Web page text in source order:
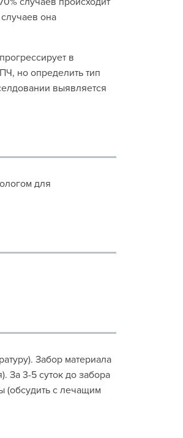
она
в
но определить тип
выявляется
для
Забор материала
За 3-5 суток до забора
(обсудить с лечащим